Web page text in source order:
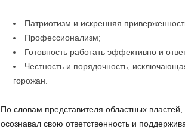
Патриотизм и искренняя
Профессионализм;
Готовность работать эффективно и
Честность и порядочность,
горожан.
По словам представителя областных
осознавал свою ответственность и